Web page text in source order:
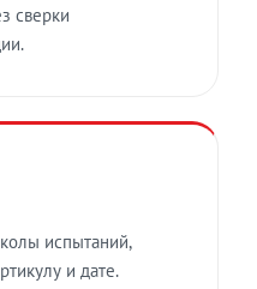
сверки
испытаний,
и дате.